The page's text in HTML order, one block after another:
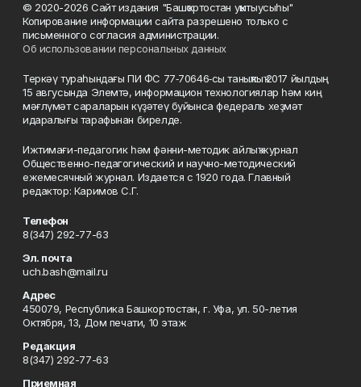
© 2020-2026 Сайт издания "Башҡортостан уҡытыусыһы"
Копирование информации сайта разрешено только с
письменного согласия администрации.
Об использовании персональных данных
Теркәү тураһындағы ПИ ФС 77‑70646‑сы таныҡлыҡ 2017 йылдың
15 авгусында Элемтә, информацион технологиялар һәм киң
мәғлүмәт сараларын күҙәтеү буйынса федераль хеҙмәт
идаралығы тарафынан бирелде.
Ижтимағи-педагогик һәм фәнни-методик айлыҡ журнал
Общественно-педагогический и научно-методический
ежемесячный журнал. Издается с 1920 года. Главный
редактор: Каримов С.Г.
Телефон
8(347) 292-77-63
Эл. почта
uch.bash@mail.ru
Адрес
450079, Республика Башкортостан, г. Уфа, ул. 50-летия
Октября, 13, Дом печати, 10 этаж
Редакция
8(347) 292-77-63
Приемная